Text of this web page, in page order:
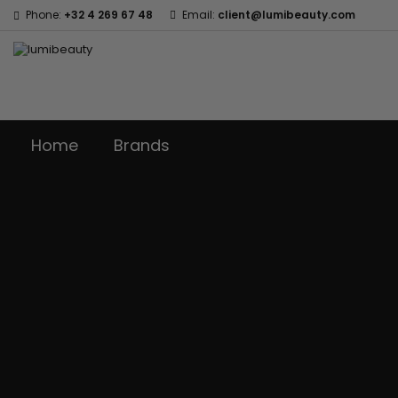
Phone: +32 4 269 67 48 Email: client@lumibeauty.com
Home Brands